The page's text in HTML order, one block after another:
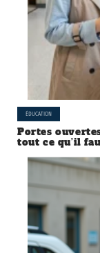
ÉDUCATION
Portes
tout ce qu’il